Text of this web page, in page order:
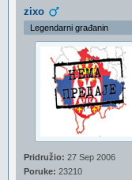
zixo
Legendarni građanin
Pridružio: 27 Sep 2006
Poruke: 23210